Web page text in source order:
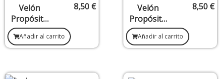
Velón
Propósito
Eleggua –
Abre
caminos y
des
8,50 €
Añadir al carrito
Velón
Propósito
Tetragram
atón –
Protección
espiritual
8,50 €
Añadir al carrito